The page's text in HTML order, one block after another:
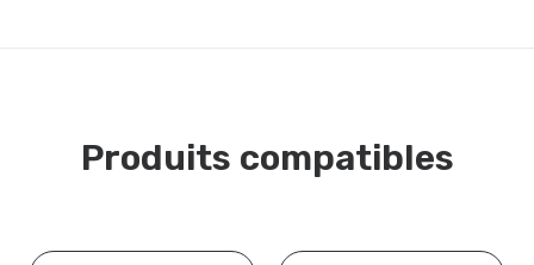
Produits compatibles